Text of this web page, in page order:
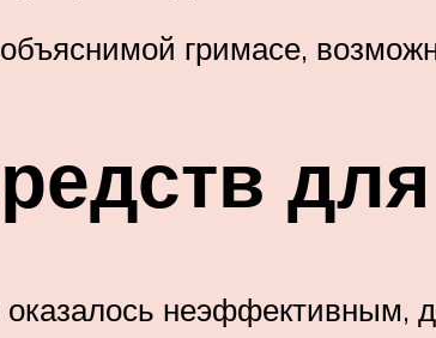
гримасе,
неэффективным,